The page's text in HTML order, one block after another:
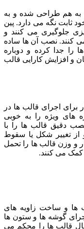
به هم طراحی شده و به
ثابت نگه می دارد. پین
جلوگیری می کنند و
کنند. نصب آن ها ساده
را جدا کرده و دوباره
و افزایش کارایی قالب
برای اجرای قالب ها در
های ویژه را به خوبی
دقیق قالب ها را با
از تغییر شکل یا سقوط
و وزن قالب ها را تحمل
کمک می کنند.
ها و ساخت زاویه های
اجرای گوشه ها و ستون ها
قالب ها را محکم می